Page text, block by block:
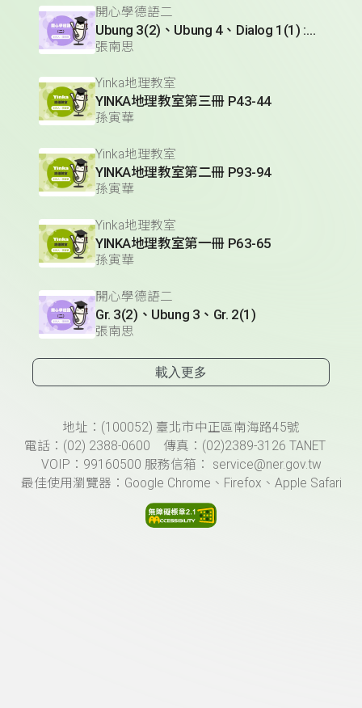
開心學德語二
Ubung 3(2)、Ubung 4、Dialog 1(1) :Glossar
張南思
Yinka地理教室
YINKA地理教室第三冊 P43-44
孫寅華
Yinka地理教室
YINKA地理教室第二冊 P93-94
孫寅華
Yinka地理教室
YINKA地理教室第一冊 P63-65
孫寅華
開心學德語二
Gr. 3(2)、Ubung 3、Gr. 2(1)
張南思
載入更多
頁尾資訊地址：(100052) 臺北市中正區南海路45號
電話：(02) 2388-0600 傳真：(02)2389-3126 TANET
VOIP：99160500 服務信箱： service@ner.gov.tw
最佳使用瀏覽器：Google Chrome、Firefox、Apple Safari